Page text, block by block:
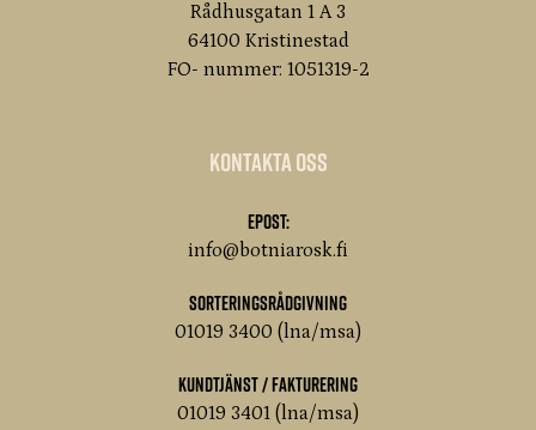
Rådhusgatan 1 A 3
64100 Kristinestad
FO- nummer: 1051319-2
Kontakta oss
Epost:
info@botniarosk.fi
Sorteringsrådgivning
01019 3400 (lna/msa)
Kundtjänst / Fakturering
01019 3401 (lna/msa)